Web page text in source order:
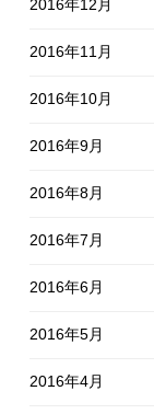
2016年12月
2016年11月
2016年10月
2016年9月
2016年8月
2016年7月
2016年6月
2016年5月
2016年4月